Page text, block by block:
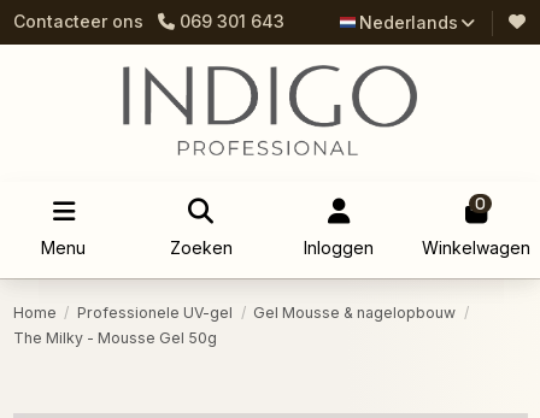
Contacteer ons 069 301 643 Nederlands
Menu Zoeken Inloggen
0
Winkelwagen
Home Professionele UV-gel
Gel Mousse & nagelopbouw
The Milky - Mousse Gel 50g